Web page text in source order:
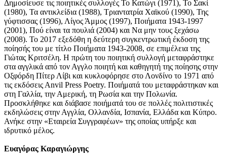
Δημοσίευσε τις ποιητικές συλλογές Το Κατώγι (1971), Το Σακί
(1980), Τα αντικλείδια (1988), Τριαντατρία Χαϊκού (1990), Της
γύφτισσας (1996), Λίγος Άμμος (1997), Ποιήματα 1943-1997
(2001), Πού είναι τα πουλιά (2004) και Να μην τους ξεχάσω
(2008). Το 2017 εξεδόθη η δεύτερη συγκεντρωτική έκδοση της
ποίησής του με τίτλο Ποιήματα 1943-2008, σε επιμέλεια της
Γιώτας Κριτσέλη. Η πρώτη του ποιητική συλλογή μεταφράστηκε
στα αγγλικά από τον Αγγλο ποιητή και καθηγητή της ποίησης στην
Οξφόρδη Πίτερ Λίβι και κυκλοφόρησε στο Λονδίνο το 1971 από
τις εκδόσεις Αnvil Press Poetry. Ποιήματά του μεταφράστηκαν και
στη Γαλλία, την Αμερική, τη Ρωσία και την Πολωνία.
Προσκλήθηκε και διάβασε ποιήματά του σε πολλές πολιτιστικές
εκδηλώσεις στην Αγγλία, Ολλανδία, Ισπανία, Ελλάδα και Κύπρο.
Ανήκε στην «Εταιρεία Συγγραφέων» της οποίας υπήρξε και
ιδρυτικό μέλος.
Ευαγόρας Καραγιώργης